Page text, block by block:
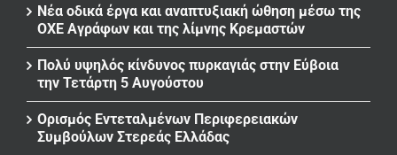
Νέα οδικά έργα και αναπτυξιακή ώθηση μέσω της
ΟΧΕ Αγράφων και της λίμνης Κρεμαστών
Πολύ υψηλός κίνδυνος πυρκαγιάς στην Εύβοια
την Τετάρτη 5 Αυγούστου
Ορισμός Εντεταλμένων Περιφερειακών
Συμβούλων Στερεάς Ελλάδας